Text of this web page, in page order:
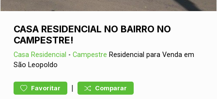
CASA RESIDENCIAL NO BAIRRO NO
CAMPESTRE!
Casa Residencial - Campestre Residencial para Venda em
São Leopoldo
Favoritar | Comparar